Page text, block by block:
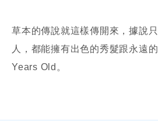
草本的傳說就這樣傳開來，據說
人，都能擁有出色的秀髮跟永遠
Years Old。